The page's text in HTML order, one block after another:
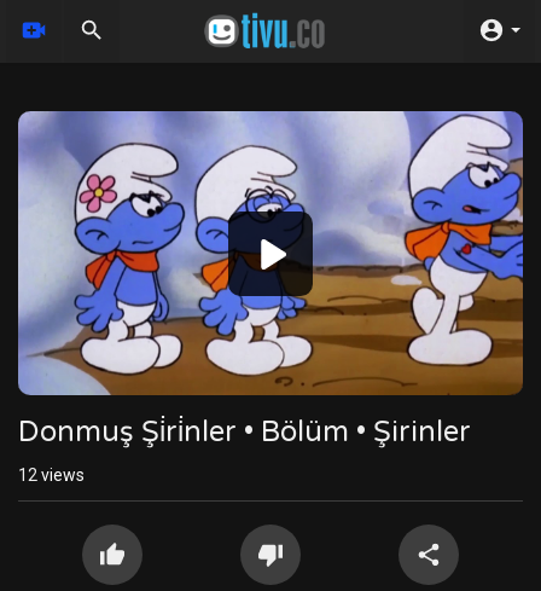
Video
Player
Donmuş Şi̇ri̇nler • Bölüm • Şirinler
12 views